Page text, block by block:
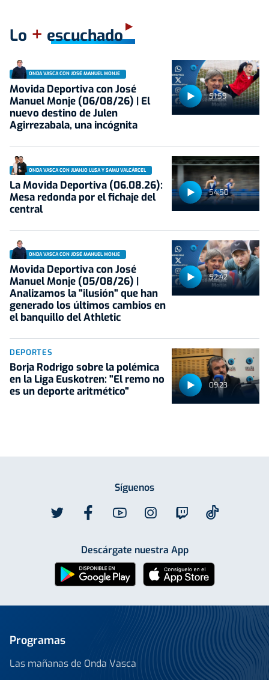
Lo + escuchado
51:59
ONDA VASCA CON JOSÉ MANUEL MONJE
Movida Deportiva con José
Manuel Monje (06/08/26) | El
nuevo destino de Julen
Agirrezabala, una incógnita
54:50
ONDA VASCA CON JUANJO LUSA Y SAMU VALCÁRCEL
La Movida Deportiva (06.08.26):
Mesa redonda por el fichaje del
central
52:42
ONDA VASCA CON JOSÉ MANUEL MONJE
Movida Deportiva con José
Manuel Monje (05/08/26) |
Analizamos la "ilusión" que han
generado los últimos cambios en
el banquillo del Athletic
09:23
DEPORTES
Borja Rodrigo sobre la polémica
en la Liga Euskotren: "El remo no
es un deporte aritmético"
Síguenos
Descárgate nuestra App
Programas
Las mañanas de Onda Vasca